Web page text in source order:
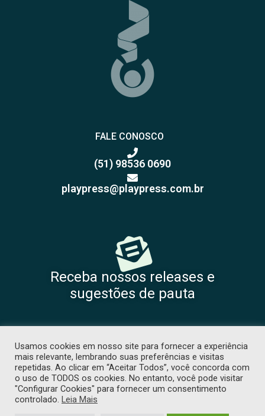
FALE CONOSCO
(51) 98536 0690
playpress@playpress.com.br
Receba nossos releases e
sugestões de pauta
COPYRIGHT 2026 © TODOS OS DIREITOS RESERVADOS. PROIBIDA CÓPIA
SEM PRÉVIA AUTORIZAÇÃO. -
Usamos cookies em nosso site para fornecer a experiência
mais relevante, lembrando suas preferências e visitas
repetidas. Ao clicar em “Aceitar Todos”, você concorda com
o uso de TODOS os cookies. No entanto, você pode visitar
"Configurar Cookies" para fornecer um consentimento
controlado. Leia Mais